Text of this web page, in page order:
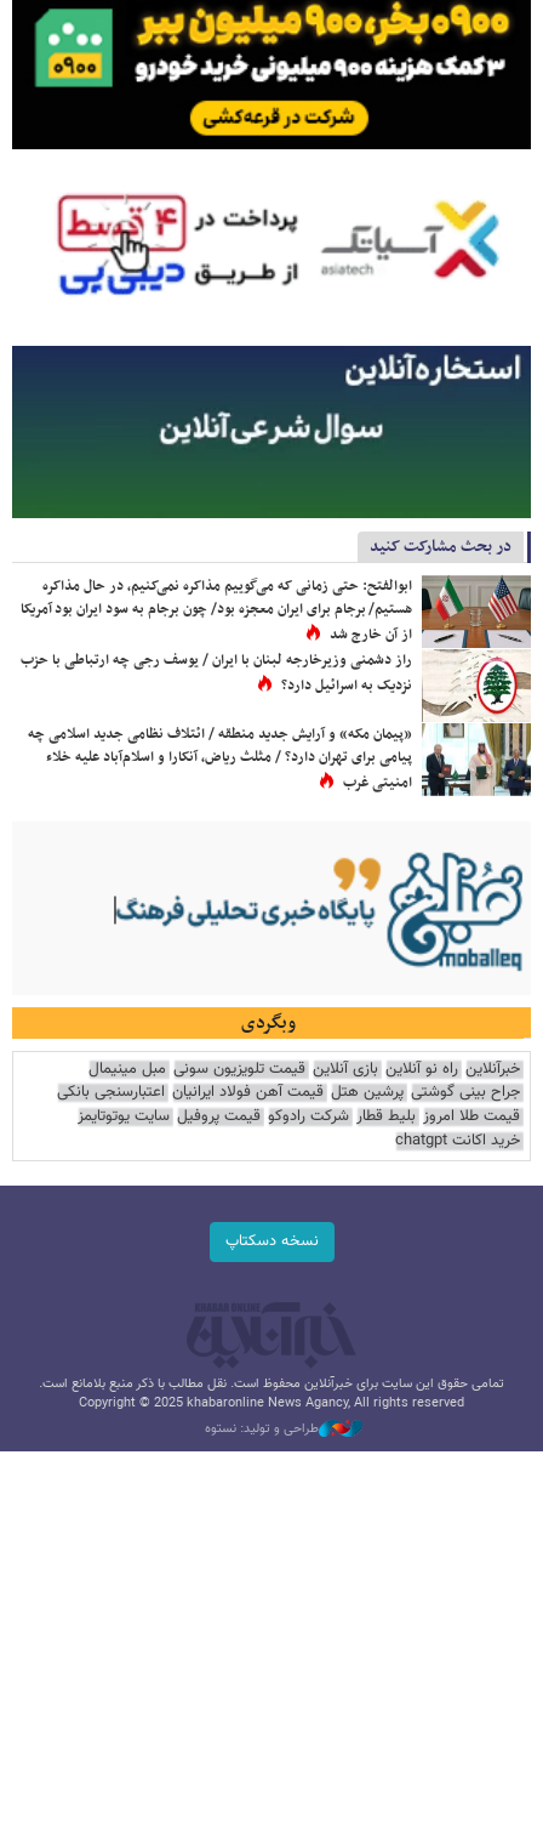
در بحث مشارکت کنید
ابوالفتح: حتی زمانی که می‌گوییم مذاکره نمی‌کنیم، در حال مذاکره
هستیم/ برجام برای ایران معجزه بود/ چون برجام به سود ایران بود آمریکا
از آن خارج شد
راز دشمنی وزیرخارجه لبنان با ایران / یوسف رجی چه ارتباطی با حزب
نزدیک به اسرائیل دارد؟
«پیمان مکه» و آرایش جدید منطقه / ائتلاف نظامی جدید اسلامی چه
پیامی برای تهران دارد؟ / مثلث ریاض، آنکارا و اسلام‌آباد علیه خلاء
امنیتی غرب
وبگردی
خبرآنلاین راه نو آنلاین بازی آنلاین قیمت تلویزیون سونی مبل مینیمال
جراح بینی گوشتی پرشین هتل قیمت آهن فولاد ایرانیان اعتبارسنجی بانکی
قیمت طلا امروز بلیط قطار شرکت رادوکو قیمت پروفیل سایت یوتوتایمز
خرید اکانت chatgpt
نسخه دسکتاپ
تمامی حقوق این سایت برای خبرآنلاین محفوظ است. نقل مطالب با ذکر منبع بلامانع است.
Copyright © 2025 khabaronline News Agancy, All rights reserved
طراحی و تولید: نستوه